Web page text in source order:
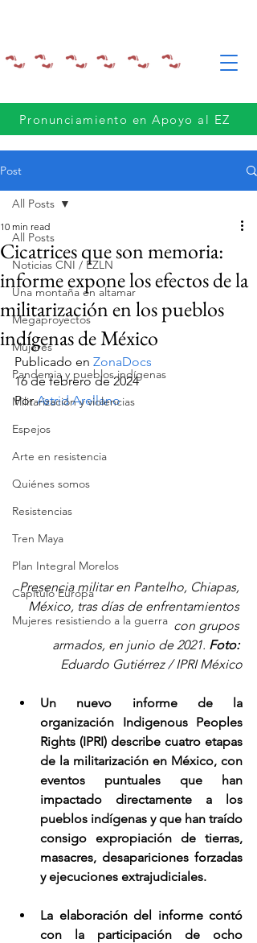
Pronunciamiento en Apoyo al EZ
Post
All Posts
Noticias CNI / EZLN
Una montaña en altamar
Megaproyectos
Mujeres
Pandemia y pueblos indígenas
Militarización y violencias
Espejos
Arte en resistencia
Quiénes somos
Resistencias
Tren Maya
Plan Integral Morelos
Capítulo Europa
Mujeres resistiendo a la guerra
All Posts
Cicatrices que son memoria:
informe expone los efectos de la
militarización en los pueblos
indígenas de México
10 min read
Publicado en ZonaDocs
16 de febrero de 2024
Por Astrid Arellano
Presencia militar en Pantelho, Chiapas,
México, tras días de enfrentamientos
con grupos
armados, en junio de 2021. Foto:
Eduardo Gutiérrez / IPRI México
Un nuevo informe de la
organización Indigenous Peoples
Rights (IPRI) describe cuatro etapas
de la militarización en México, con
eventos puntuales que han
impactado directamente a los
pueblos indígenas y que han traído
consigo expropiación de tierras,
masacres, desapariciones forzadas
y ejecuciones extrajudiciales.
La elaboración del informe contó
con la participación de ocho